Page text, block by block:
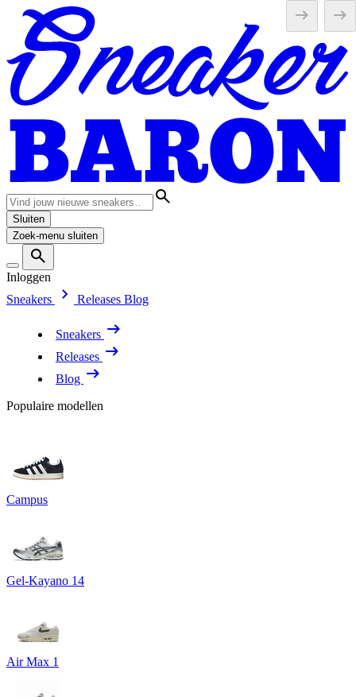
Sluiten
Zoek-menu sluiten
Inloggen
Sneakers
Releases Blog
Sneakers
Releases
Blog
Populaire modellen
Campus
Gel-Kayano 14
Air Max 1